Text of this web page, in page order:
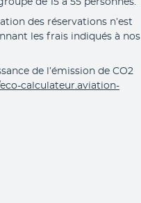
de 15 à 55 personnes.
des réservations n’est
les frais indiqués à nos
de l’émission de CO2
calculateur.aviation-